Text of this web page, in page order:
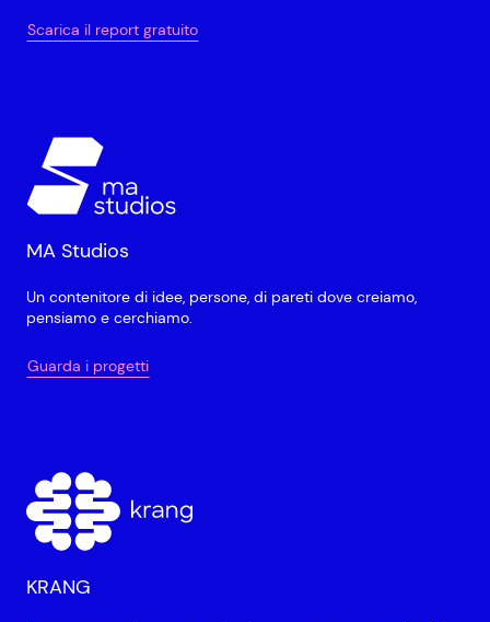
Scarica il report gratuito
MA Studios
Un contenitore di idee, persone, di pareti dove creiamo,
pensiamo e cerchiamo.
Guarda i progetti
KRANG